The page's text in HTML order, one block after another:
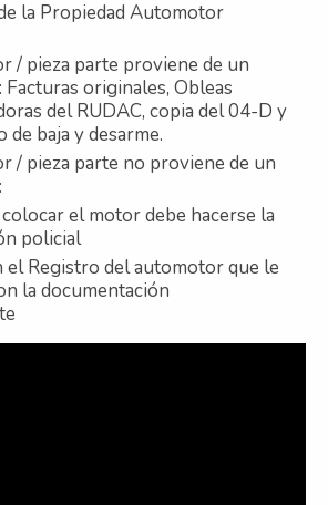
la Propiedad Automotor
/ pieza parte proviene de un
Facturas originales, Obleas
del RUDAC, copia del 04-D y
de baja y desarme.
/ pieza parte no proviene de un
el motor debe hacerse la
policial
el Registro del automotor que le
la documentación